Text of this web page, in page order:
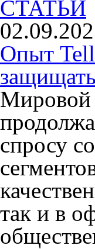
СТАТЬИ
Опыт
Мировой
спросу
так и в